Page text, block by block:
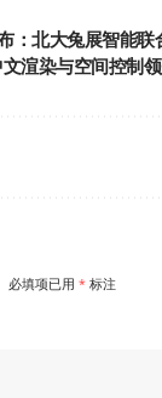
：北大兔展智能联
渲染与空间控制
必填项已用 * 标注